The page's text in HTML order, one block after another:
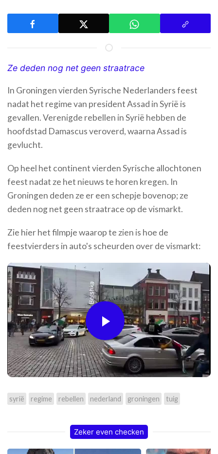
Ze deden nog net geen straatrace
In Groningen vierden Syrische Nederlanders feest
nadat het regime van president Assad in Syrië is
gevallen. Verenigde rebellen in Syrië hebben de
hoofdstad Damascus veroverd, waarna Assad is
gevlucht.
Op heel het continent vierden Syrische allochtonen
feest nadat ze het nieuws te horen kregen. In
Groningen deden ze er een schepje bovenop; ze
deden nog net geen straatrace op de vismarkt.
Zie hier het filmpje waarop te zien is hoe de
feestvierders in auto's scheurden over de vismarkt:
Play
Video
syrië regime rebellen nederland groningen tuig
Zeker even checken